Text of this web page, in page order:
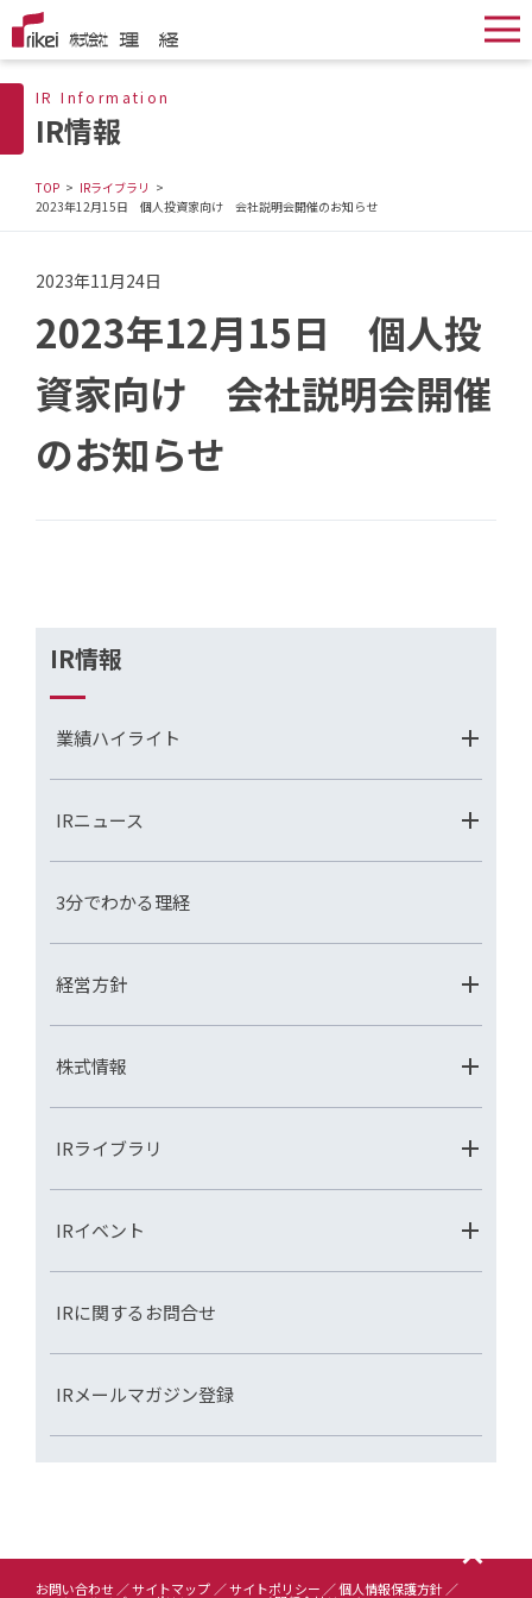
IR Information
IR情報
TOP
IRライブラリ
2023年12月15日 個人投資家向け 会社説明会開催のお知らせ
IR情報
業績ハイライト
IRニュース
3分でわかる理経
経営方針
株式情報
IRライブラリ
IRイベント
IRに関するお問合せ
IRメールマガジン登録
2023年11月24日
2023年12月15日 個人投
資家向け 会社説明会開催
のお知らせ
お問い合わせ サイトマップ サイトポリシー 個人情報保護方針